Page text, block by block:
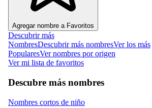
Agregar nombre a Favoritos
Descubrir más
NombresDescubrir más nombresVer los más
PopularesVer nombres por origen
Ver mi lista de favoritos
Descubre más nombres
Nombres cortos de niño